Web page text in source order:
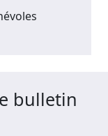
bulletin